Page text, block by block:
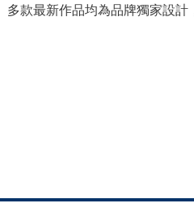
款最新作品均為品牌獨家設